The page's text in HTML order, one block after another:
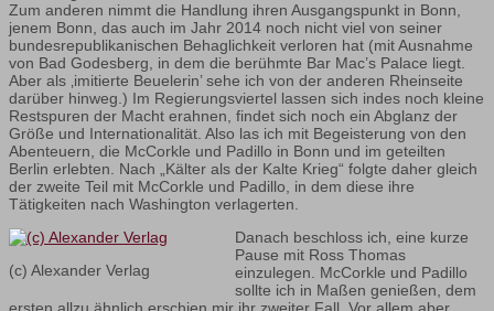
Zum anderen nimmt die Handlung ihren Ausgangspunkt in Bonn,
jenem Bonn, das auch im Jahr 2014 noch nicht viel von seiner
bundesrepublikanischen Behaglichkeit verloren hat (mit Ausnahme
von Bad Godesberg, in dem die berühmte Bar Mac’s Palace liegt.
Aber als ‚imitierte Beuelerin’ sehe ich von der anderen Rheinseite
darüber hinweg.) Im Regierungsviertel lassen sich indes noch kleine
Restspuren der Macht erahnen, findet sich noch ein Abglanz der
Größe und Internationalität. Also las ich mit Begeisterung von den
Abenteuern, die McCorkle und Padillo in Bonn und im geteilten
Berlin erlebten. Nach „Kälter als der Kalte Krieg“ folgte daher gleich
der zweite Teil mit McCorkle und Padillo, in dem diese ihre
Tätigkeiten nach Washington verlagerten.
(c) Alexander Verlag
Danach beschloss ich, eine kurze
Pause mit Ross Thomas
einzulegen. McCorkle und Padillo
sollte ich in Maßen genießen, dem